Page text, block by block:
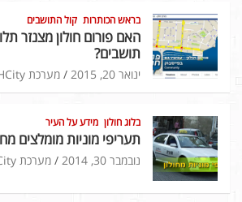
בראש הכותרות קול התושבים
האם פורום חולון מצנזר
תושבים?
ינואר 20, 2015 מערכת HCity
בלוג חולון מידע על העיר
תעריפי מוניות מומלצים
נובמבר 30, 2014 מערכת HCity